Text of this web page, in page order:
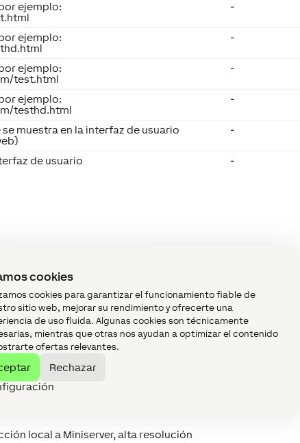
cookies
cookies para garantizar el funcionamiento fiable de
sitio web, mejorar su rendimiento y ofrecerte una
de uso fluida. Algunas cookies son técnicamente
mientras que otras nos ayudan a optimizar el contenido
ofertas relevantes.
Rechazar
ejemplo:
-
ejemplo:
-
ejemplo:
test.html
-
ejemplo:
testhd.html
-
muestra en la interfaz de usuario
-
de usuario -
local a Miniserver, baja resolución
local a Miniserver, alta resolución